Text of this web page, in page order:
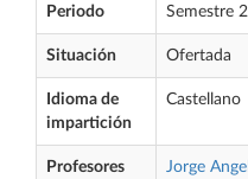
Periodo Semestre 2
Situación Ofertada
Idioma de
impartición
Castellano
Profesores Jorge